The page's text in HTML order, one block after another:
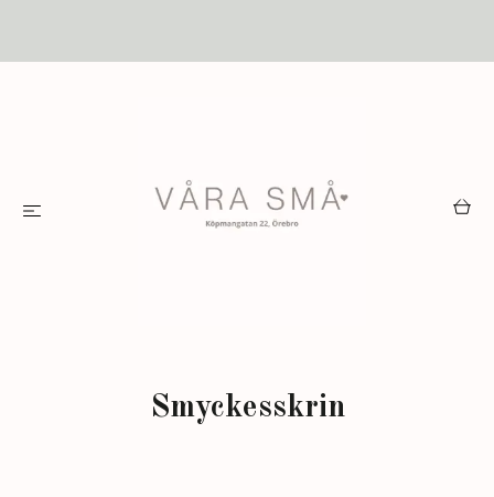
Smyckesskrin